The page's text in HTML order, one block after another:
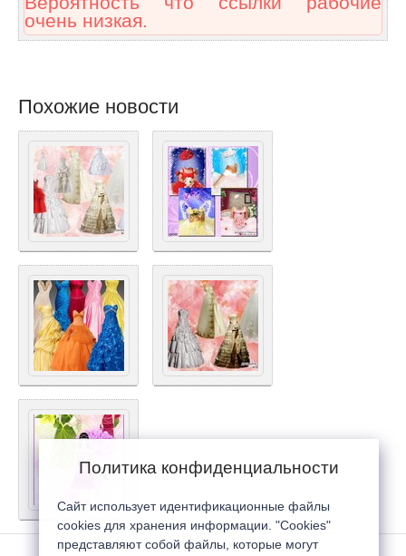
очень низкая.
Похожие новости
Политика конфиденциальности
Сайт использует идентификационные файлы
cookies для хранения информации. "Cookies"
представляют собой файлы, которые могут